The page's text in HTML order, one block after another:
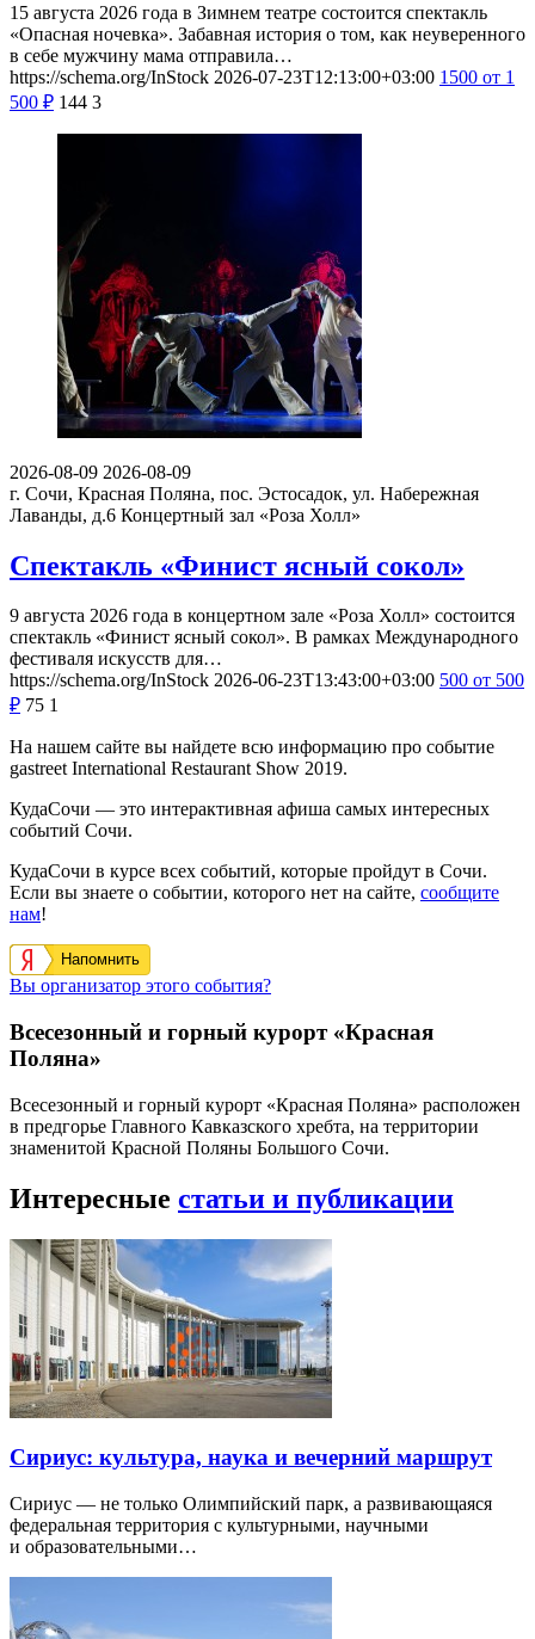
15 августа 2026 года в Зимнем театре состоится спектакль
«Опасная ночевка». Забавная история о том, как неуверенного
в себе мужчину мама отправила…
https://schema.org/InStock 2026-07-23T12:13:00+03:00 1500 от 1
500 ₽ 144 3
2026-08-09 2026-08-09
г. Сочи, Красная Поляна, пос. Эстосадок, ул. Набережная
Лаванды, д.6 Концертный зал «Роза Холл»
Спектакль «Финист ясный сокол»
9 августа 2026 года в концертном зале «Роза Холл» состоится
спектакль «Финист ясный сокол». В рамках Международного
фестиваля искусств для…
https://schema.org/InStock 2026-06-23T13:43:00+03:00 500 от 500
₽ 75 1
На нашем сайте вы найдете всю информацию про событие
gastreet International Restaurant Show 2019.
КудаСочи — это интерактивная афиша самых интересных
событий Сочи.
КудаСочи в курсе всех событий, которые пройдут в Сочи.
Если вы знаете о событии, которого нет на сайте, сообщите
нам!
Напомнить
Вы организатор этого события?
Всесезонный и горный курорт «Красная
Поляна»
Всесезонный и горный курорт «Красная Поляна» расположен
в предгорье Главного Кавказского хребта, на территории
знаменитой Красной Поляны Большого Сочи.
Интересные статьи и публикации
Сириус: культура, наука и вечерний маршрут
Сириус — не только Олимпийский парк, а развивающаяся
федеральная территория с культурными, научными
и образовательными…